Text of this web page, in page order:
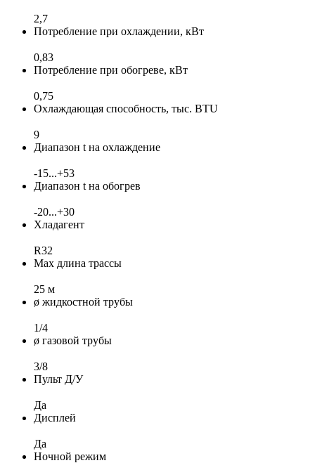
2,7
Потребление при охлаждении, кВт
0,83
Потребление при обогреве, кВт
0,75
Охлаждающая способность, тыс. BTU
9
Диапазон t на охлаждение
-15...+53
Диапазон t на обогрев
-20...+30
Хладагент
R32
Max длина трассы
25 м
ø жидкостной трубы
1/4
ø газовой трубы
3/8
Пульт Д/У
Да
Дисплей
Да
Ночной режим